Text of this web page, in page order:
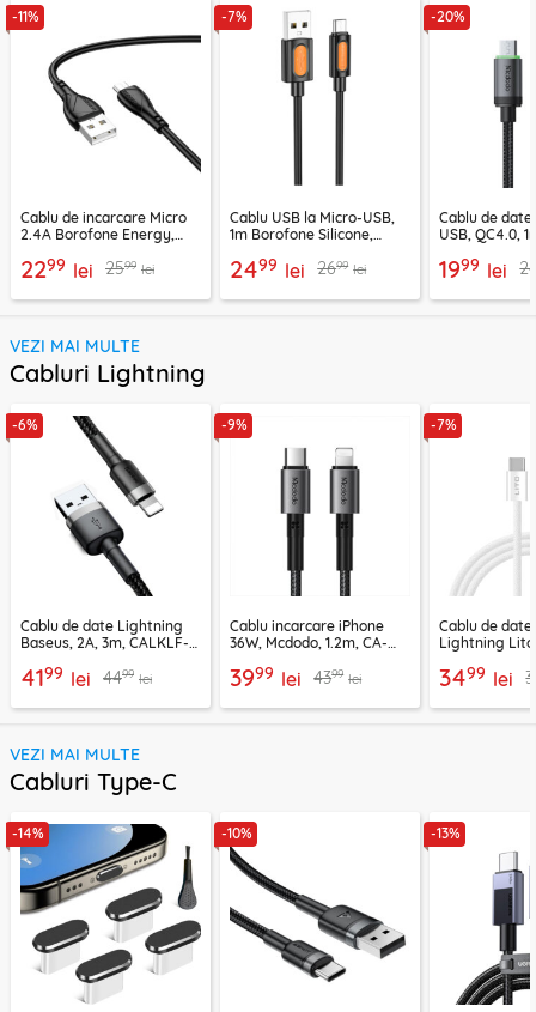
-11%
Cablu de incarcare Micro
2.4A Borofone Energy,
2299 lei 2599 lei
-7%
Cablu USB la Micro-USB,
1m Borofone Silicone,
2499 lei 2699 lei
-20%
Cablu de
USB, QC4.0,
1999 lei
VEZI MAI MULTE
Cabluri Lightning
-6%
Cablu de date Lightning
Baseus, 2A, 3m, CALKLF-
4199 lei 4499 lei
-9%
Cablu incarcare iPhone
36W, Mcdodo, 1.2m, CA-
3999 lei 4399 lei
-7%
Cablu de date
Lightning
3499 lei
VEZI MAI MULTE
Cabluri Type-C
-14% -10% -13%